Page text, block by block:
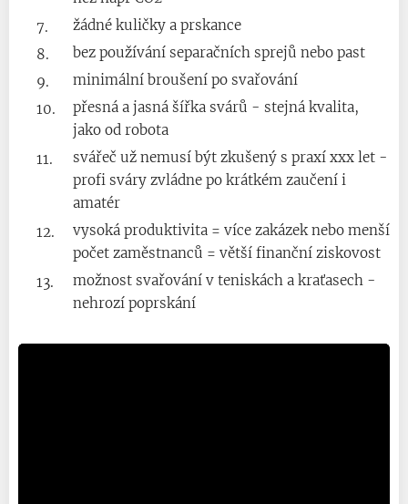
žádné kuličky a prskance
bez používání separačních sprejů nebo past
minimální broušení po svařování
přesná a jasná šířka svárů - stejná kvalita,
jako od robota
svářeč už nemusí být zkušený s praxí xxx let -
profi sváry zvládne po krátkém zaučení i
amatér
vysoká produktivita = více zakázek nebo menší
počet zaměstnanců = větší finanční ziskovost
možnost svařování v teniskách a kraťasech -
nehrozí poprskání